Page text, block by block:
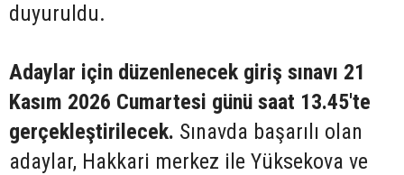
duyuruldu.
Adaylar için düzenlenecek giriş sınavı 21
Kasım 2026 Cumartesi günü saat 13.45'te
gerçekleştirilecek. Sınavda başarılı olan
adaylar, Hakkari merkez ile Yüksekova ve